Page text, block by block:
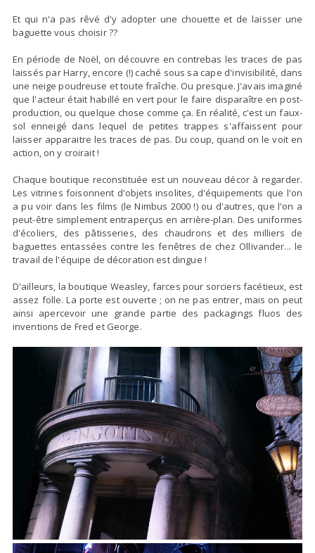
Et qui n'a pas rêvé d'y adopter une chouette et de laisser une
baguette vous choisir ??
En période de Noël, on découvre en contrebas les traces de pas
laissés par Harry, encore (!) caché sous sa cape d'invisibilité, dans
une neige poudreuse et toute fraîche. Ou presque. J'avais imaginé
que l'acteur était habillé en vert pour le faire disparaître en post-
production, ou quelque chose comme ça. En réalité, c'est un faux-
sol enneigé dans lequel de petites trappes s'affaissent pour
laisser apparaitre les traces de pas. Du coup, quand on le voit en
action, on y croirait !
Chaque boutique reconstituée est un nouveau décor à regarder.
Les vitrines foisonnent d'objets insolites, d'équipements que l'on
a pu voir dans les films (le Nimbus 2000 !) ou d'autres, que l'on a
peut-être simplement entraperçus en arrière-plan. Des uniformes
d'écoliers, des pâtisseries, des chaudrons et des milliers de
baguettes entassées contre les fenêtres de chez Ollivander... le
travail de l'équipe de décoration est dingue !
D'ailleurs, la boutique Weasley, farces pour sorciers facétieux, est
assez folle. La porte est ouverte ; on ne pas entrer, mais on peut
ainsi apercevoir une grande partie des packagings fluos des
inventions de Fred et George.